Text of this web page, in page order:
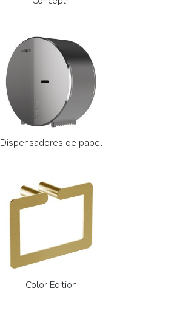
Dispensadores de papel
Color Edition